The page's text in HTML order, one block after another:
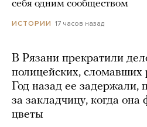
себя одним сообществом
ИСТОРИИ 17 часов назад
В Рязани прекратили
полицейских, сломавших
Год назад ее задержали,
за закладчицу, когда
цветы